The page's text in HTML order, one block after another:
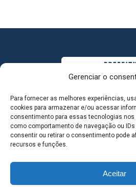
Gerenciar o
Para fornecer as melhores experiências,
cookies para armazenar e/ou acessar
consentimento para essas tecnologias nos
como comportamento de navegação ou
consentir ou retirar o consentimento pode
recursos e funções.
Aceitar
MAPA DO SITE